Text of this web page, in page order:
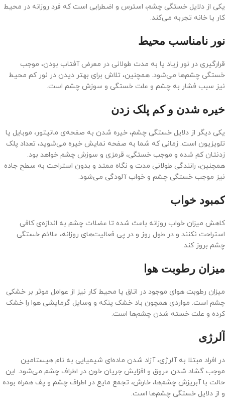
یکی از دلایل خستگی چشم، استرس و اضطرابی است که فرد روزانه در محیط
کار یا خانه تجربه می‌کند.
نور نامناسب محیط
قرارگیری در نور زیاد یا به مدت طولانی در معرض آفتاب بودن، موجب
خستگی چشم‌ها می‌شود. همچنین، تلاش برای بهتر دیدن در نور کم محیط
نیز سبب فشار به چشم و علت خستگی و سوزش چشم است.
خیره شدن و کم پلک زدن
یکی دیگر از دلایل خستگی چشم، خیره شدن به صفحه‌ی مانیتور، موبایل یا
تلویزیون است. زمانی که شما به صفحه نمایش خیره می‌شوید، تعداد پلک
زدنتان کم شده و موجب خستگی، قرمزی و سوزش چشم خواهد بود.
همچنین، رانندگی طولانی مدت و نگاه ممتد و بدون استراحت به سطح جاده
نیز موجب خستگی چشم و خواب آلودگی می‌شود.
کمبود خواب
کاهش میزان خواب روزانه باعث شده تا عضلات چشم به اندازه‌ی کافی
استراحت نکنند و در طول روز و در پی فعالیت‌های روزانه، علائم خستگی
چشم بروز کند.
میزان رطوبت هوا
میزان رطوبت هوای موجود در اتاق یا محیط کار نیز از عوامل موثر بر خشکی
چشم است. مواردی همچون باد خشک پنکه و وسایل گرمایشی هوا را خشک
کرده و علت خسته شدن چشم‌ها است.
آلرژی
در افراد مبتلا به آلرژی، آزاد شدن ماده‌ای شیمیایی به نام هیستامین
موجب گشاد شدن عروق و افزایش جریان خون در اطراف چشم می‌شود. این
حالت با آبریزش چشم‌ها، خارش، تجمع مایع در اطراف چشم و پف همراه بوده
و از دلایل خستگی چشم‌ها است.